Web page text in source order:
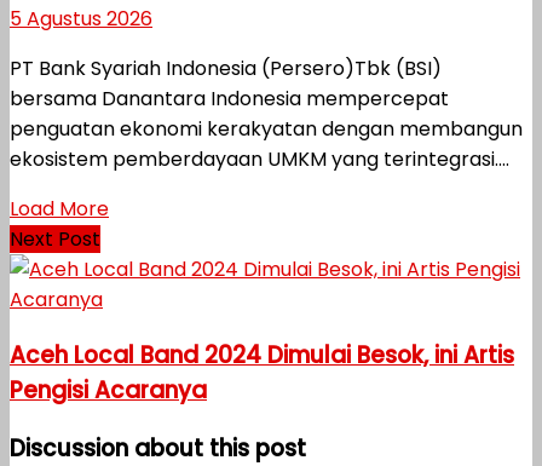
5 Agustus 2026
PT Bank Syariah Indonesia (Persero)Tbk (BSI)
bersama Danantara Indonesia mempercepat
penguatan ekonomi kerakyatan dengan membangun
ekosistem pemberdayaan UMKM yang terintegrasi....
Load More
Next Post
Aceh Local Band 2024 Dimulai Besok, ini Artis
Pengisi Acaranya
Discussion about this post